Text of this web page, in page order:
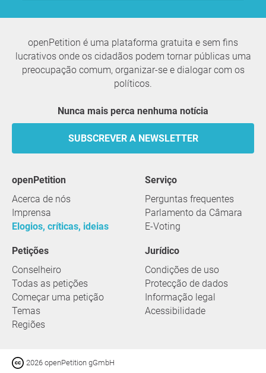
openPetition é uma plataforma gratuita e sem fins
lucrativos onde os cidadãos podem tornar públicas uma
preocupação comum, organizar-se e dialogar com os
políticos.
Nunca mais perca nenhuma notícia
SUBSCREVER A NEWSLETTER
openPetition
Acerca de nós
Imprensa
Elogios, críticas, ideias
serviço
Perguntas frequentes
Parlamento da Câmara
E-Voting
Petições
Conselheiro
Todas as petições
Começar uma petição
Temas
Regiões
Jurídico
Condições de uso
Protecção de dados
Informação legal
Acessibilidade
2026 openPetition gGmbH